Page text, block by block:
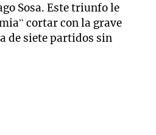
Sosa. Este triunfo le
cortar con la grave
de siete partidos sin